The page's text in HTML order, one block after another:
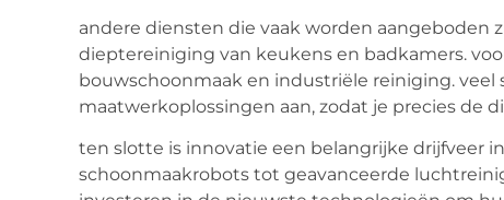
andere diensten die vaak worden aangeboden
dieptereiniging van keukens en badkamers.
bouwschoonmaak en industriële reiniging.
maatwerkoplossingen aan, zodat je precies de
ten slotte is innovatie een belangrijke drijfveer
schoonmaakrobots tot geavanceerde